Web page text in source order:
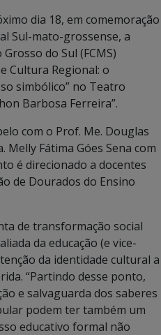
dia 18, em comemoração
Sul-mato-grossense, a
do Sul (FCMS)
Cultura Regional: o
simbólico” no Teatro
Barbosa Ferreira”.
com o Prof. Me. Douglas
Melly Fátima Góes Sena com
é direcionado a docentes
de Dourados do Ensino
de transformação social
da educação (e vice-
da identidade cultural a
“Partindo desse ponto,
e salvaguarda dos saberes
podem ter também um
educativo formal não